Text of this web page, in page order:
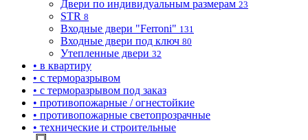
Двери по индивидуальным размерам 23
STR 8
Входные двери "Ferroni" 131
Входные двери под ключ 80
Утепленные двери 32
• в квартиру
• с терморазрывом
• с терморазрывом под заказ
• противопожарные / огнестойкие
• противопожарные светопрозрачные
• технические и строительные